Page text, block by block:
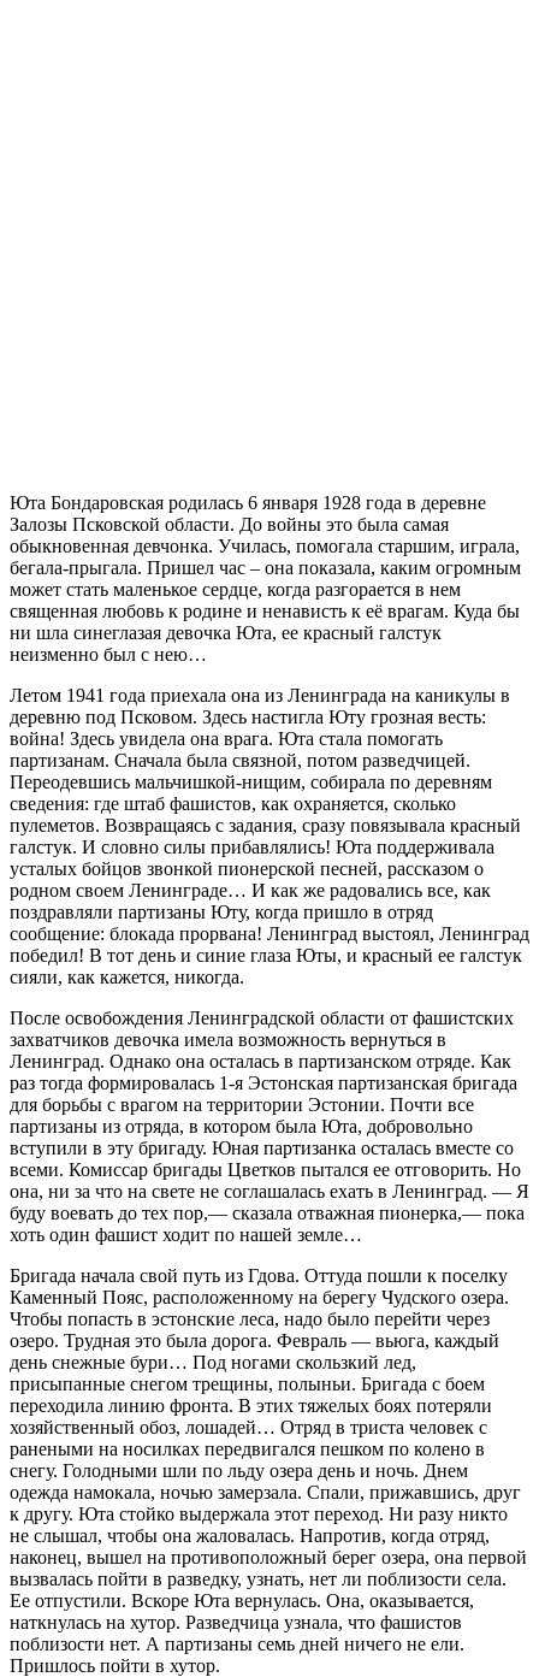
Юта Бондаровская родилась 6 января 1928 года в деревне
Залозы Псковской области. До войны это была самая
обыкновенная девчонка. Училась, помогала старшим, играла,
бегала-прыгала. Пришел час – она показала, каким огромным
может стать маленькое сердце, когда разгорается в нем
священная любовь к родине и ненависть к её врагам. Куда бы
ни шла синеглазая девочка Юта, ее красный галстук
неизменно был с нею…
Летом 1941 года приехала она из Ленинграда на каникулы в
деревню под Псковом. Здесь настигла Юту грозная весть:
война! Здесь увидела она врага. Юта стала помогать
партизанам. Сначала была связной, потом разведчицей.
Переодевшись мальчишкой-нищим, собирала по деревням
сведения: где штаб фашистов, как охраняется, сколько
пулеметов. Возвращаясь с задания, сразу повязывала красный
галстук. И словно силы прибавлялись! Юта поддерживала
усталых бойцов звонкой пионерской песней, рассказом о
родном своем Ленинграде… И как же радовались все, как
поздравляли партизаны Юту, когда пришло в отряд
сообщение: блокада прорвана! Ленинград выстоял, Ленинград
победил! В тот день и синие глаза Юты, и красный ее галстук
сияли, как кажется, никогда.
После освобождения Ленинградской области от фашистских
захватчиков девочка имела возможность вернуться в
Ленинград. Однако она осталась в партизанском отряде. Как
раз тогда формировалась 1-я Эстонская партизанская бригада
для борьбы с врагом на территории Эстонии. Почти все
партизаны из отряда, в котором была Юта, добровольно
вступили в эту бригаду. Юная партизанка осталась вместе со
всеми. Комиссар бригады Цветков пытался ее отговорить. Но
она, ни за что на свете не соглашалась ехать в Ленинград. — Я
буду воевать до тех пор,— сказала отважная пионерка,— пока
хоть один фашист ходит по нашей земле…
Бригада начала свой путь из Гдова. Оттуда пошли к поселку
Каменный Пояс, расположенному на берегу Чудского озера.
Чтобы попасть в эстонские леса, надо было перейти через
озеро. Трудная это была дорога. Февраль — вьюга, каждый
день снежные бури… Под ногами скользкий лед,
присыпанные снегом трещины, полыньи. Бригада с боем
переходила линию фронта. В этих тяжелых боях потеряли
хозяйственный обоз, лошадей… Отряд в триста человек с
ранеными на носилках передвигался пешком по колено в
снегу. Голодными шли по льду озера день и ночь. Днем
одежда намокала, ночью замерзала. Спали, прижавшись, друг
к другу. Юта стойко выдержала этот переход. Ни разу никто
не слышал, чтобы она жаловалась. Напротив, когда отряд,
наконец, вышел на противоположный берег озера, она первой
вызвалась пойти в разведку, узнать, нет ли поблизости села.
Ее отпустили. Вскоре Юта вернулась. Она, оказывается,
наткнулась на хутор. Разведчица узнала, что фашистов
поблизости нет. А партизаны семь дней ничего не ели.
Пришлось пойти в хутор.